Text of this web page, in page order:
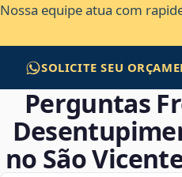
Nossa equipe atua com
SOLICITE SEU
Perguntas
no São